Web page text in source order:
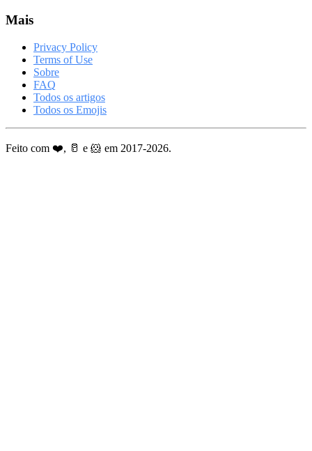
Mais
Privacy Policy
Terms of Use
Sobre
FAQ
Todos os artigos
Todos os Emojis
Feito com ❤️, 🥛 e 🐹 em 2017-2026.